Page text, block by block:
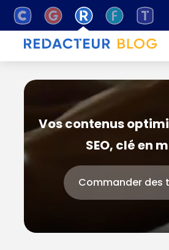
Vos contenus
SEO, clé en
Commander des